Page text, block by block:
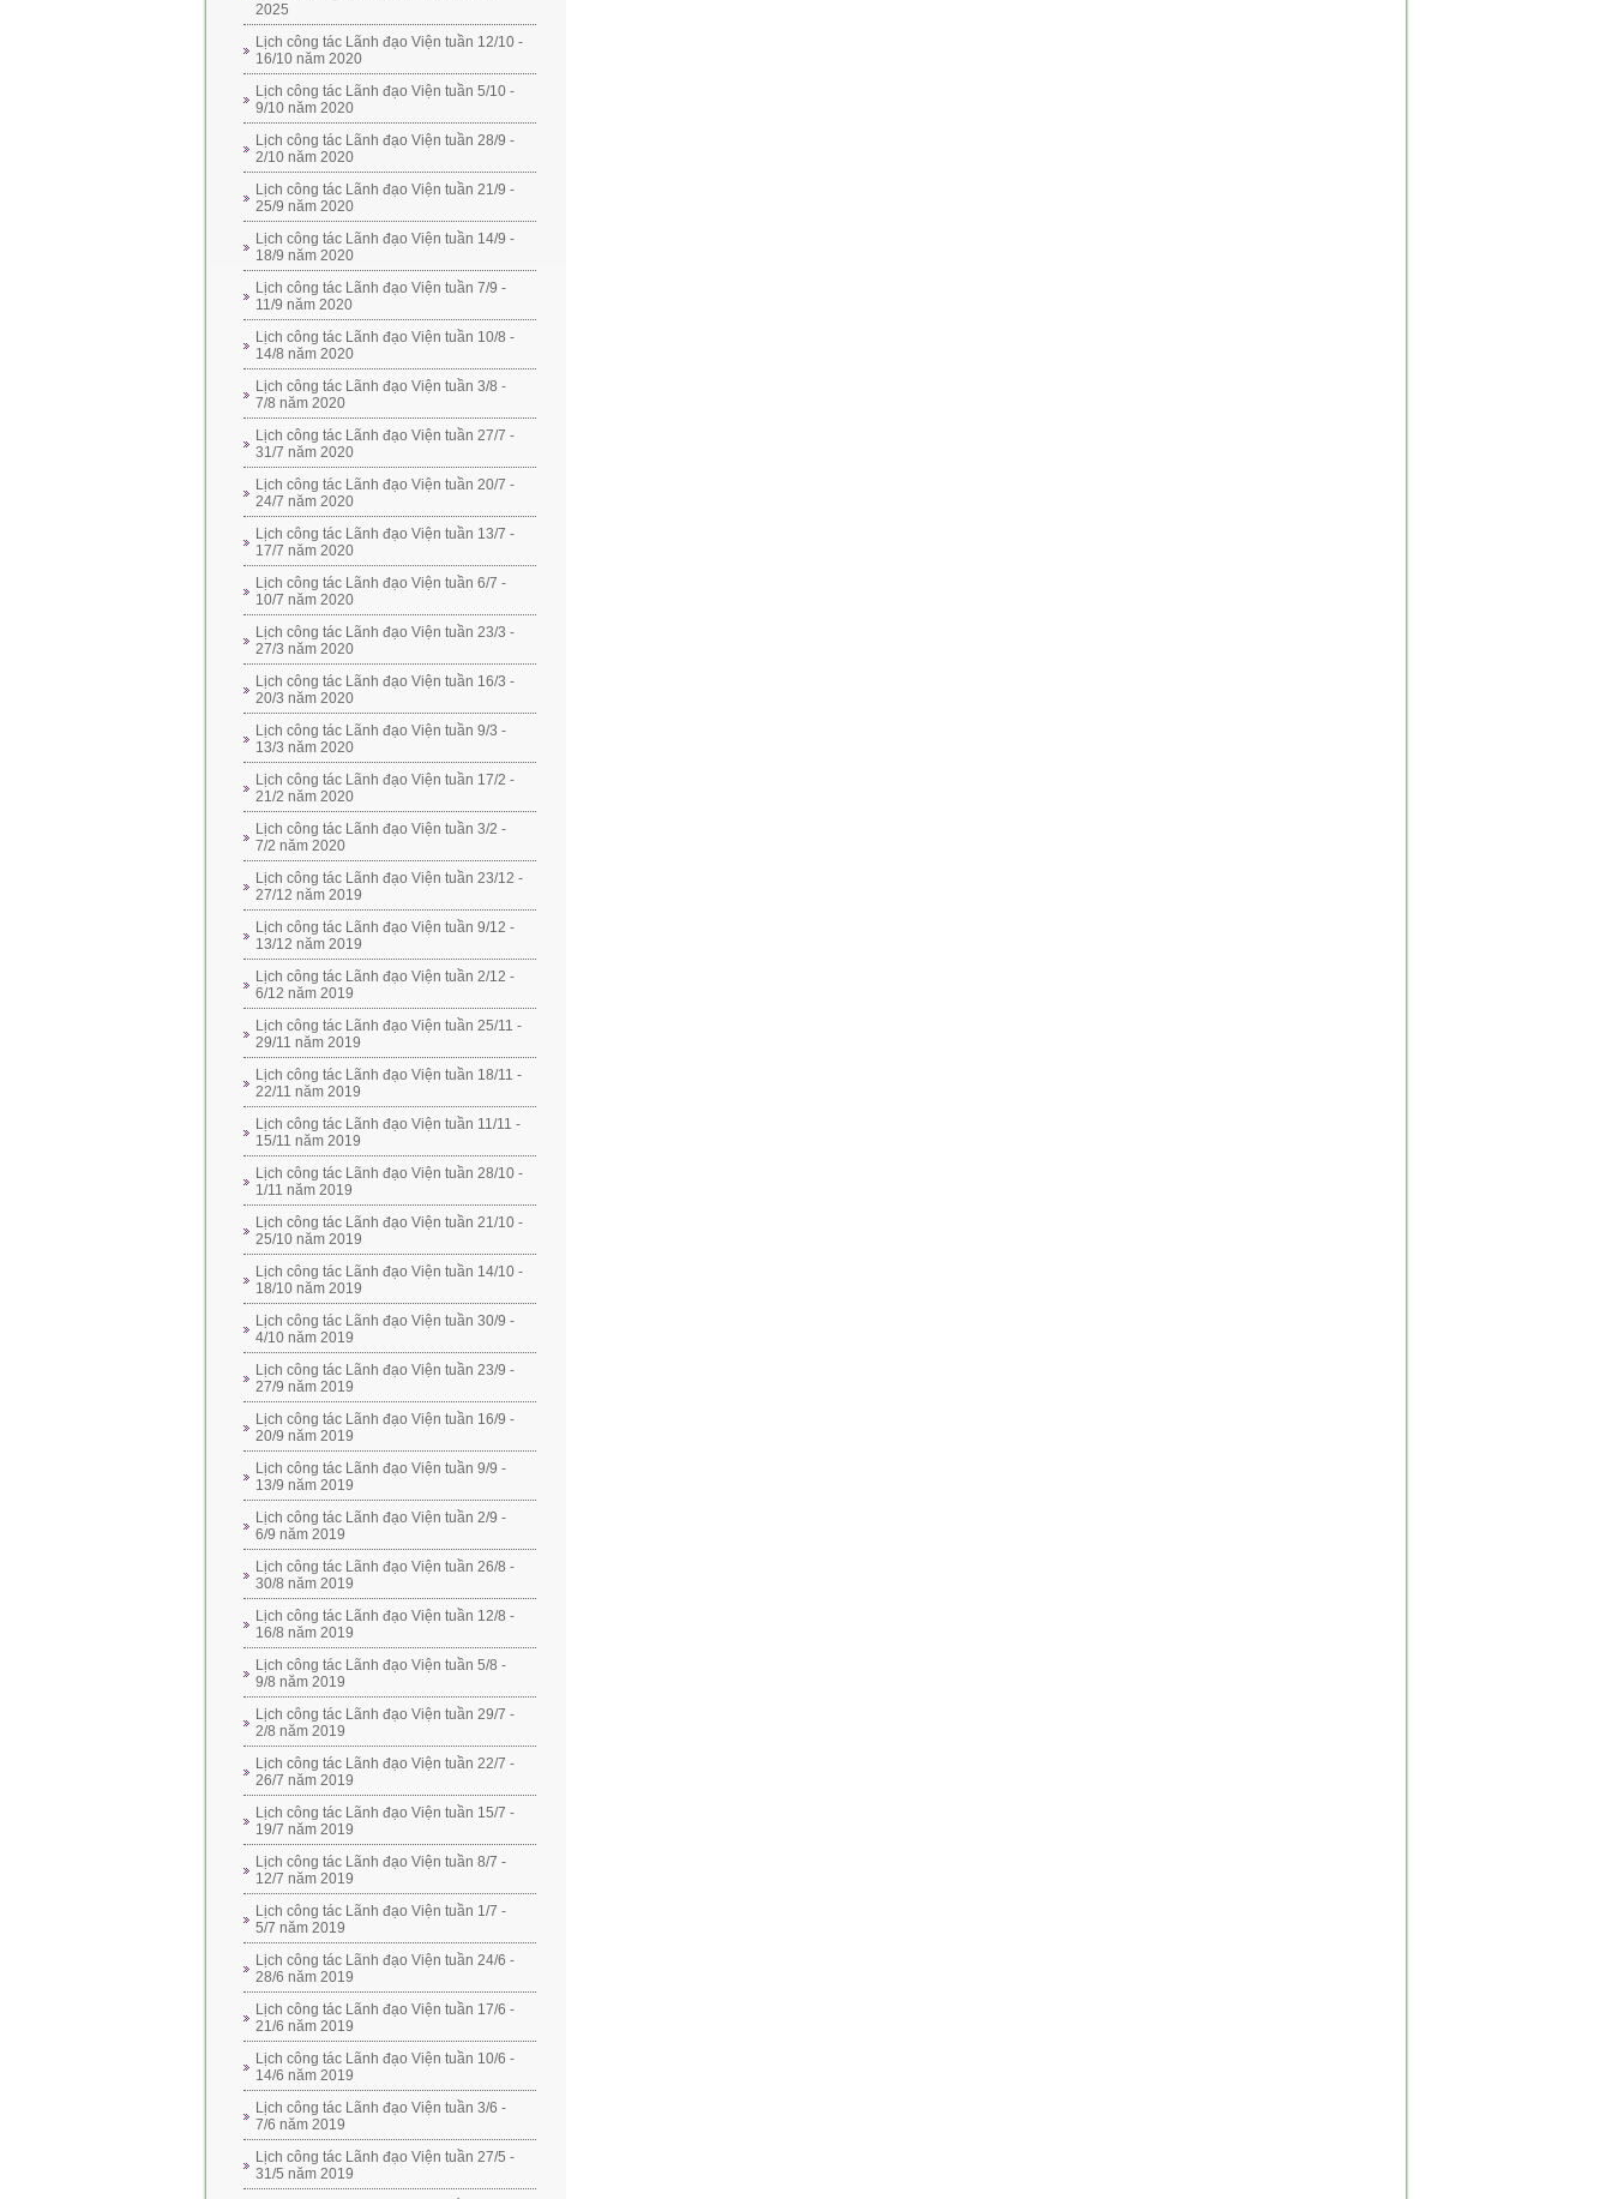
2025
Lịch công tác Lãnh đạo Viện tuần 12/10 -
16/10 năm 2020
Lịch công tác Lãnh đạo Viện tuần 5/10 -
9/10 năm 2020
Lịch công tác Lãnh đạo Viện tuần 28/9 -
2/10 năm 2020
Lịch công tác Lãnh đạo Viện tuần 21/9 -
25/9 năm 2020
Lịch công tác Lãnh đạo Viện tuần 14/9 -
18/9 năm 2020
Lịch công tác Lãnh đạo Viện tuần 7/9 -
11/9 năm 2020
Lịch công tác Lãnh đạo Viện tuần 10/8 -
14/8 năm 2020
Lịch công tác Lãnh đạo Viện tuần 3/8 -
7/8 năm 2020
Lịch công tác Lãnh đạo Viện tuần 27/7 -
31/7 năm 2020
Lịch công tác Lãnh đạo Viện tuần 20/7 -
24/7 năm 2020
Lịch công tác Lãnh đạo Viện tuần 13/7 -
17/7 năm 2020
Lịch công tác Lãnh đạo Viện tuần 6/7 -
10/7 năm 2020
Lịch công tác Lãnh đạo Viện tuần 23/3 -
27/3 năm 2020
Lịch công tác Lãnh đạo Viện tuần 16/3 -
20/3 năm 2020
Lịch công tác Lãnh đạo Viện tuần 9/3 -
13/3 năm 2020
Lịch công tác Lãnh đạo Viện tuần 17/2 -
21/2 năm 2020
Lịch công tác Lãnh đạo Viện tuần 3/2 -
7/2 năm 2020
Lịch công tác Lãnh đạo Viện tuần 23/12 -
27/12 năm 2019
Lịch công tác Lãnh đạo Viện tuần 9/12 -
13/12 năm 2019
Lịch công tác Lãnh đạo Viện tuần 2/12 -
6/12 năm 2019
Lịch công tác Lãnh đạo Viện tuần 25/11 -
29/11 năm 2019
Lịch công tác Lãnh đạo Viện tuần 18/11 -
22/11 năm 2019
Lịch công tác Lãnh đạo Viện tuần 11/11 -
15/11 năm 2019
Lịch công tác Lãnh đạo Viện tuần 28/10 -
1/11 năm 2019
Lịch công tác Lãnh đạo Viện tuần 21/10 -
25/10 năm 2019
Lịch công tác Lãnh đạo Viện tuần 14/10 -
18/10 năm 2019
Lịch công tác Lãnh đạo Viện tuần 30/9 -
4/10 năm 2019
Lịch công tác Lãnh đạo Viện tuần 23/9 -
27/9 năm 2019
Lịch công tác Lãnh đạo Viện tuần 16/9 -
20/9 năm 2019
Lịch công tác Lãnh đạo Viện tuần 9/9 -
13/9 năm 2019
Lịch công tác Lãnh đạo Viện tuần 2/9 -
6/9 năm 2019
Lịch công tác Lãnh đạo Viện tuần 26/8 -
30/8 năm 2019
Lịch công tác Lãnh đạo Viện tuần 12/8 -
16/8 năm 2019
Lịch công tác Lãnh đạo Viện tuần 5/8 -
9/8 năm 2019
Lịch công tác Lãnh đạo Viện tuần 29/7 -
2/8 năm 2019
Lịch công tác Lãnh đạo Viện tuần 22/7 -
26/7 năm 2019
Lịch công tác Lãnh đạo Viện tuần 15/7 -
19/7 năm 2019
Lịch công tác Lãnh đạo Viện tuần 8/7 -
12/7 năm 2019
Lịch công tác Lãnh đạo Viện tuần 1/7 -
5/7 năm 2019
Lịch công tác Lãnh đạo Viện tuần 24/6 -
28/6 năm 2019
Lịch công tác Lãnh đạo Viện tuần 17/6 -
21/6 năm 2019
Lịch công tác Lãnh đạo Viện tuần 10/6 -
14/6 năm 2019
Lịch công tác Lãnh đạo Viện tuần 3/6 -
7/6 năm 2019
Lịch công tác Lãnh đạo Viện tuần 27/5 -
31/5 năm 2019